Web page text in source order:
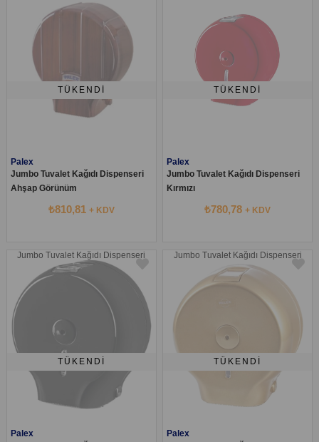
TÜKENDI
Palex
Jumbo Tuvalet Kağıdı Dispenseri
Ahşap Görünüm
₺810,81 + KDV
TÜKENDI
Palex
Jumbo Tuvalet Kağıdı Dispenseri
Kırmızı
₺780,78+ KDV
Jumbo Tuvalet Kağıdı Dispenseri
TÜKENDI
Palex
Jumbo Tuvalet Kağıdı Dispenseri
TÜKENDI
Palex